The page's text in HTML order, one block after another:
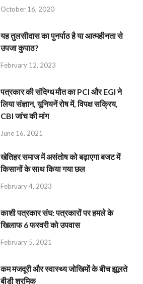
October 16, 2020
यह तुलसीदास का पुनर्पाठ है या आत्महीनता से
उपजा कुपाठ?
February 12, 2023
पत्रकार की संदिग्ध मौत का PCI और EGI ने
लिया संज्ञान, यूनियनें रोष में, विपक्ष सक्रिय,
CBI जांच की मांग
June 16, 2021
खेतिहर समाज में असंतोष को बढ़ाएगा बजट में
किसानों के साथ किया गया छल
February 4, 2023
काशी पत्रकार संघ: पत्रकारों पर हमले के
खिलाफ 6 फरवरी को उपवास
February 5, 2021
कम मजदूरी और स्वास्थ्य जोखिमों के बीच झूलते
बीड़ी श्रमिक